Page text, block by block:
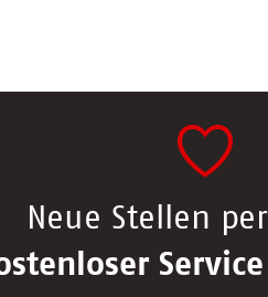
Neue Stellen